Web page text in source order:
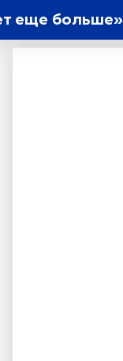
еще больше»